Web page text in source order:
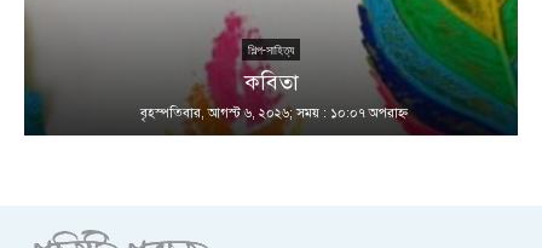
শিল্প-সাহিত্য
কবিতা
বৃহস্পতিবার, আগস্ট ৬, ২০২৬; সময় : ১০:০৭ অপরাহ্ণ